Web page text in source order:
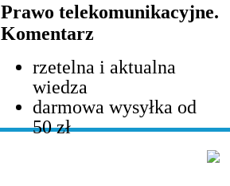
Prawo telekomunikacyjne.
Komentarz
rzetelna i aktualna
wiedza
darmowa wysyłka od
50 zł